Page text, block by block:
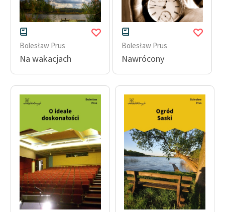
Bolesław Prus
Na wakacjach
Bolesław Prus
Nawrócony